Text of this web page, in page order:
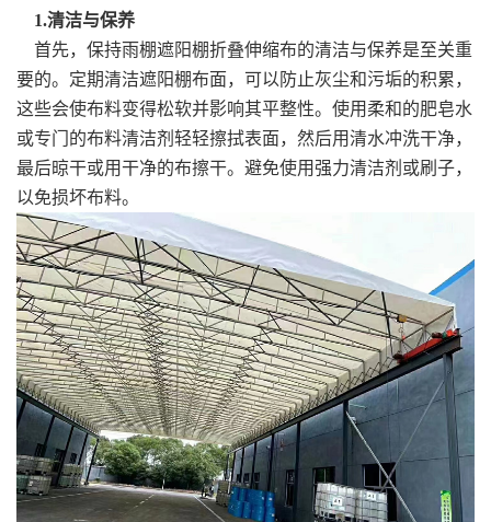
1.清洁与保养
首先，保持雨棚遮阳棚折叠伸缩布的清洁与保养是至关重
要的。定期清洁遮阳棚布面，可以防止灰尘和污垢的积累，
这些会使布料变得松软并影响其平整性。使用柔和的肥皂水
或专门的布料清洁剂轻轻擦拭表面，然后用清水冲洗干净，
最后晾干或用干净的布擦干。避免使用强力清洁剂或刷子，
以免损坏布料。